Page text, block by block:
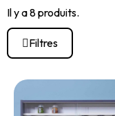
Il y a 8 produits.
Filtres